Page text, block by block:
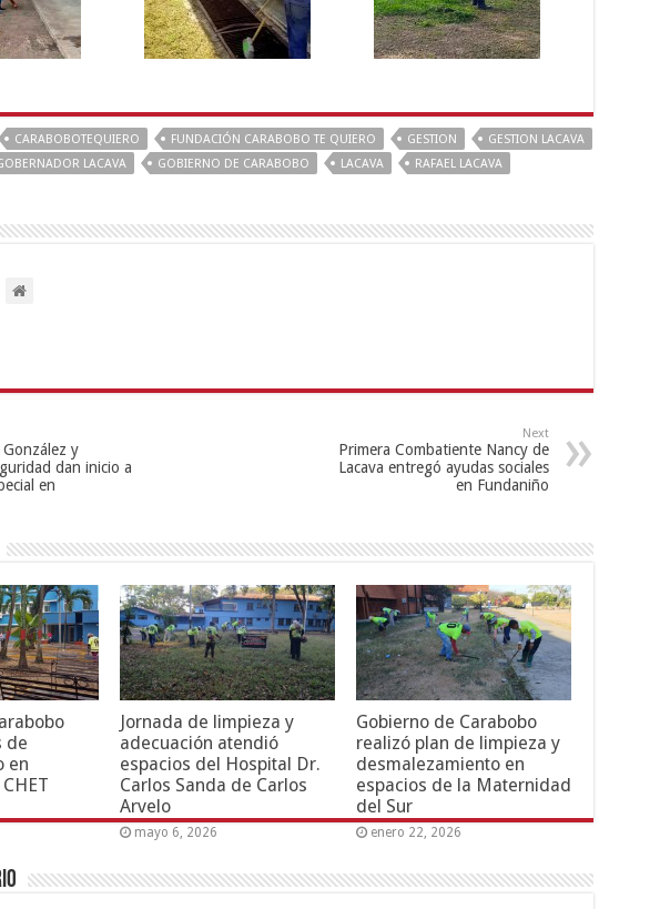
CARABOBOTEQUIERO FUNDACIÓN CARABOBO TE QUIERO GESTION
GESTION LACAVA
LACAVA GOBIERNO DE CARABOBO LACAVA RAFAEL LACAVA
González y
dan inicio a
en
Next
Primera Combatiente Nancy de
Lacava entregó ayudas sociales
en Fundaniño
de
en
Jornada de limpieza y
adecuación atendió
espacios del Hospital Dr.
Carlos Sanda de Carlos
Arvelo
mayo 6, 2026
Gobierno de Carabobo
realizó plan de limpieza y
desmalezamiento en
espacios de la Maternidad
del Sur
enero 22, 2026